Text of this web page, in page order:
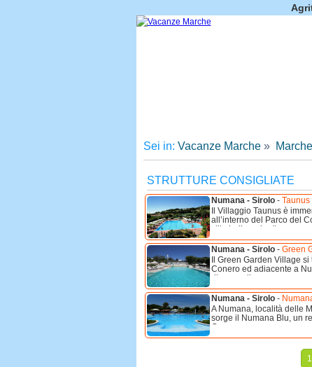
Sei in: Vacanze Marche» Marche
STRUTTURE CONSIGLIATE
Numana - Sirolo- Taunus
Il Villaggio Taunus è
all’interno del Parco del
ville indipendenti ...
Numana - Sirolo- Green
Il Green Garden Village
Conero ed adiacente a
dispone di ...
Numana - Sirolo-
A Numana, località delle
sorge il Numana Blu, un
Conero, a ...
1